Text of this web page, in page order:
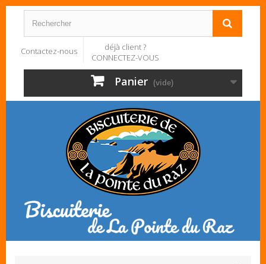
Contactez-nous
déjà client ?
CONNECTEZ-VOUS
Panier (vide)